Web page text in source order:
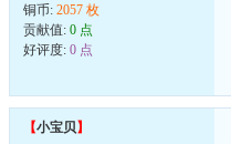
铜币: 2057 枚
贡献值: 0 点
好评度: 0 点
【小宝贝】